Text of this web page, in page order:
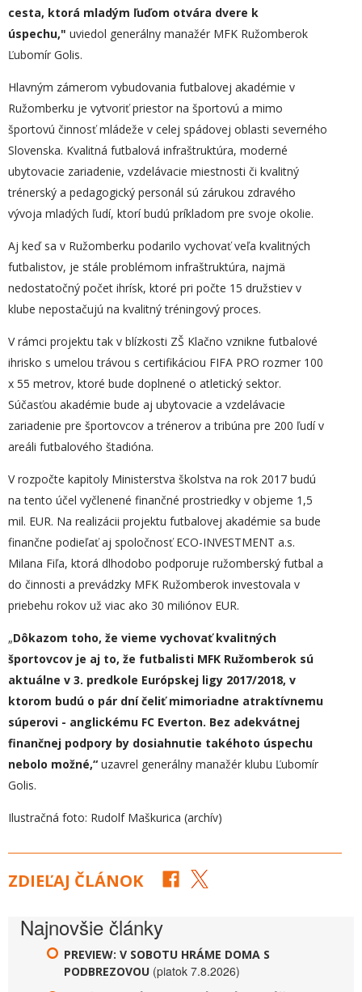
cesta, ktorá mladým ľuďom otvára dvere k
úspechu," uviedol generálny manažér MFK Ružomberok
Ľubomír Golis.
Hlavným zámerom vybudovania futbalovej akadémie v
Ružomberku je vytvoriť priestor na športovú a mimo
športovú činnosť mládeže v celej spádovej oblasti severného
Slovenska. Kvalitná futbalová infraštruktúra, moderné
ubytovacie zariadenie, vzdelávacie miestnosti či kvalitný
trénerský a pedagogický personál sú zárukou zdravého
vývoja mladých ľudí, ktorí budú príkladom pre svoje okolie.
Aj keď sa v Ružomberku podarilo vychovať veľa kvalitných
futbalistov, je stále problémom infraštruktúra, najmä
nedostatočný počet ihrísk, ktoré pri počte 15 družstiev v
klube nepostačujú na kvalitný tréningový proces.
V rámci projektu tak v blízkosti ZŠ Klačno vznikne futbalové
ihrisko s umelou trávou s certifikáciou FIFA PRO rozmer 100
x 55 metrov, ktoré bude doplnené o atletický sektor.
Súčasťou akadémie bude aj ubytovacie a vzdelávacie
zariadenie pre športovcov a trénerov a tribúna pre 200 ľudí v
areáli futbalového štadióna.
V rozpočte kapitoly Ministerstva školstva na rok 2017 budú
na tento účel vyčlenené finančné prostriedky v objeme 1,5
mil. EUR. Na realizácii projektu futbalovej akadémie sa bude
finančne podieľať aj spoločnosť ECO-INVESTMENT a.s.
Milana Fiľa, ktorá dlhodobo podporuje ružomberský futbal a
do činnosti a prevádzky MFK Ružomberok investovala v
priebehu rokov už viac ako 30 miliónov EUR.
„Dôkazom toho, že vieme vychovať kvalitných
športovcov je aj to, že futbalisti MFK Ružomberok sú
aktuálne v 3. predkole Európskej ligy 2017/2018, v
ktorom budú o pár dní čeliť mimoriadne atraktívnemu
súperovi - anglickému FC Everton. Bez adekvátnej
finančnej podpory by dosiahnutie takéhoto úspechu
nebolo možné,“ uzavrel generálny manažér klubu Ľubomír
Golis.
Ilustračná foto: Rudolf Maškurica (archív)
ZDIEĽAJ ČLÁNOK
Najnovšie články
PREVIEW: V SOBOTU HRÁME DOMA S
PODBREZOVOU (piatok 7.8.2026)